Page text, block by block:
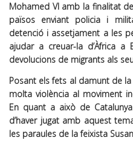
Mohamed VI amb la finalitat
països enviant policia i
detenció i assetjament a les
ajudar a creuar-la d’Àfrica
devolucions de migrants als
Posant els fets al damunt de
molta violència al moviment
En quant a això de
d’haver jugat amb aquest
les paraules de la feixista